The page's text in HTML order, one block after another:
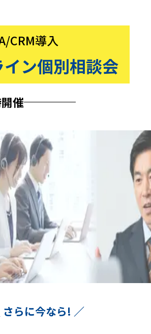
CRM導入
ン個別相談会
催
さらに今なら! ／